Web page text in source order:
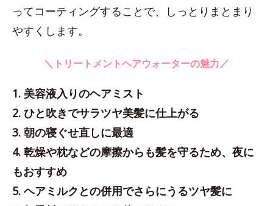
ってコーティングすることで、しっとりまとまり
やすくします。
＼トリートメントヘアウォーターの魅力／
1. 美容液入りのヘアミスト
2. ひと吹きでサラツヤ美髪に仕上がる
3. 朝の寝ぐせ直しに最適
4. 乾燥や枕などの摩擦からも髪を守るため、夜に
もおすすめ
5. ヘアミルクとの併用でさらにうるツヤ髪に